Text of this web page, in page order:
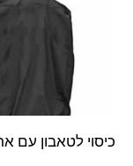
כיסוי לטאבון עם